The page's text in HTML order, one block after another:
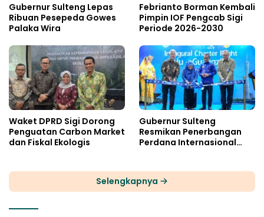
Gubernur Sulteng Lepas
Ribuan Pesepeda Gowes
Palaka Wira
Febrianto Borman Kembali
Pimpin IOF Pengcab Sigi
Periode 2026-2030
Waket DPRD Sigi Dorong
Penguatan Carbon Market
dan Fiskal Ekologis
Gubernur Sulteng
Resmikan Penerbangan
Perdana Internasional
Selengkapnya